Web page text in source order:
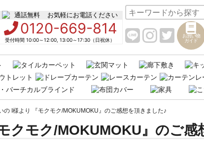
お気軽にお電話ください
0120-669-814
受付時間 10:00～12:00, 13:00～17:30（日祝休）
お買い物
ガイド
の I様より 『モクモク/MOKUMOKU』のご感想を頂きました♪
クモク/MOKUMOKU』のご感